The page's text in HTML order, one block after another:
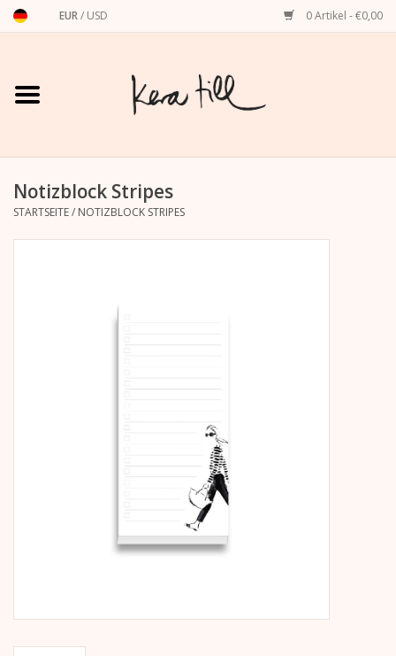
EUR/ USD 0 Artikel - €0,00
Startseite
Art Prints
Notizblock Stripes
STARTSEITE/ NOTIZBLOCK STRIPES